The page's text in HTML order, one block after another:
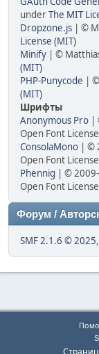
underThe MIT
Dropzone.js | ©
License (MIT)
Minify | ©
(MIT)
PHP-Punycode |
(MIT)
Шрифты
Anonymous Pro |
Open Font
ConsolaMono | ©
Open Font
Phennig | ©
Open Font
Форум /
SMF 2.1.6 © 2025,